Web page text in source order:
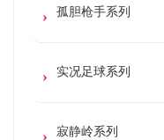
孤胆枪手系列
实况足球系列
寂静岭系列